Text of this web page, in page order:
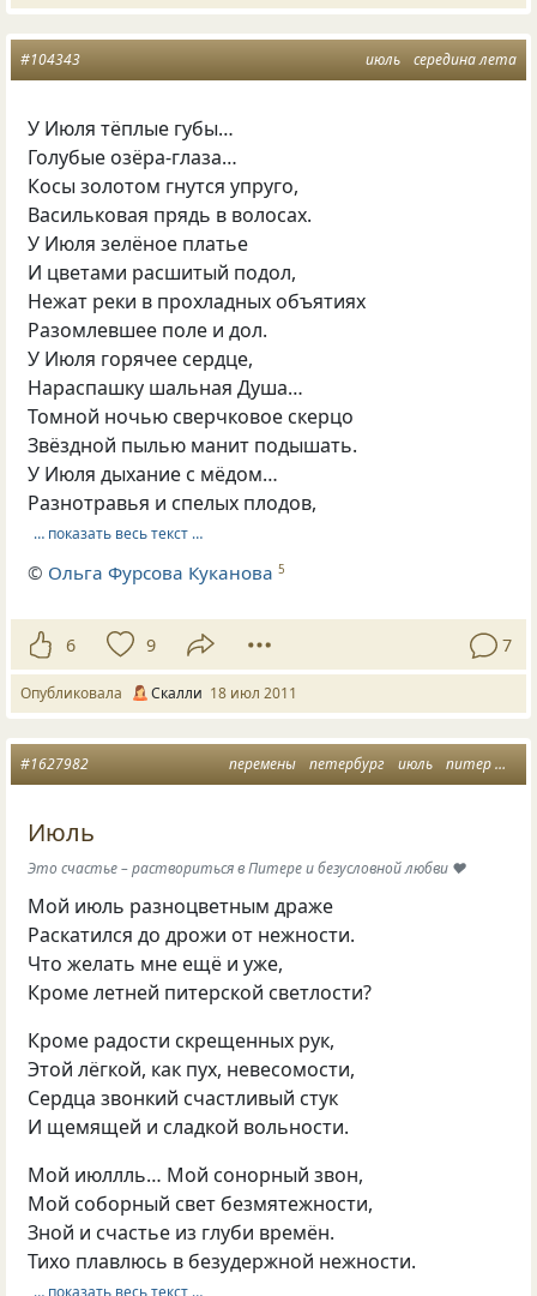
июль середина лета
#104343
У Июля тёплые губы…
Голубые озёра-глаза…
Косы золотом гнутся упруго,
Васильковая прядь в волосах.
У Июля зелёное платье
И цветами расшитый подол,
Нежат реки в прохладных объятиях
Разомлевшее поле и дол.
У Июля горячее сердце,
Нараспашку шальная Душа…
Томной ночью сверчковое скерцо
Звёздной пылью манит подышать.
У Июля дыхание с мёдом…
Разнотравья и спелых плодов,
… показать весь текст …
© Ольга Фурсова Куканова 5
6 9 7
Опубликовала Скалли 18 июл 2011
перемены петербург июль питер
#1627982
Июль
Это счастье – раствориться в Питере и безусловной любви ❤️
Мой июль разноцветным драже
Раскатился до дрожи от нежности.
Что желать мне ещё и уже,
Кроме летней питерской светлости?
Кроме радости скрещенных рук,
Этой лёгкой, как пух, невесомости,
Сердца звонкий счастливый стук
И щемящей и сладкой вольности.
Мой июллль… Мой сонорный звон,
Мой соборный свет безмятежности,
Зной и счастье из глуби времён.
Тихо плавлюсь в безудержной нежности.
… показать весь текст …